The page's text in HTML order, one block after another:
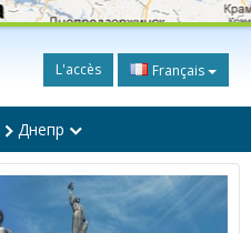
L'accès Français
Днепр